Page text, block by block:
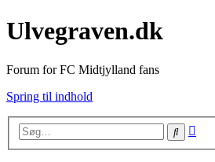
Ulvegraven.dk
Forum for FC Midtjylland fans
Spring til indhold
Søg